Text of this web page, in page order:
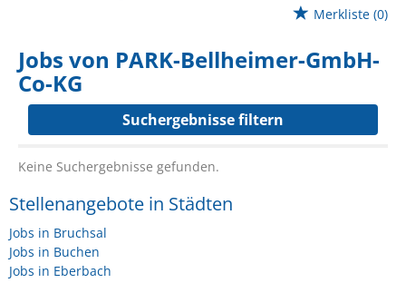
Merkliste (0)
Jobs von PARK-Bellheimer-GmbH-
Co-KG
Suchergebnisse filtern
Keine Suchergebnisse gefunden.
Stellenangebote in Städten
Jobs in Bruchsal
Jobs in Buchen
Jobs in Eberbach